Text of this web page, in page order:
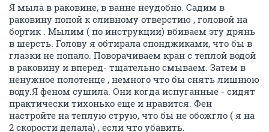
Я мыла в раковине, в ванне неудобно. Садим в
раковину попой к сливному отверстию , головой на
бортик . Мылим ( по инструкции) вбиваем эту дрянь
в шерсть. Голову я обтирала спонджиками, что бы в
глазки не попало. Поворачиваем кран с теплой водой
в раковину и вперед- тщательно смываем. Затем в
ненужное полотенце , немного что бы снять лишнюю
воду.Я феном сушила. Они когда испуганные - сидят
практически тихонько еще и нравится. Фен
настройте на теплую струю, что бы не обожгло ( я на
2 скорости делала) , если что убавить.